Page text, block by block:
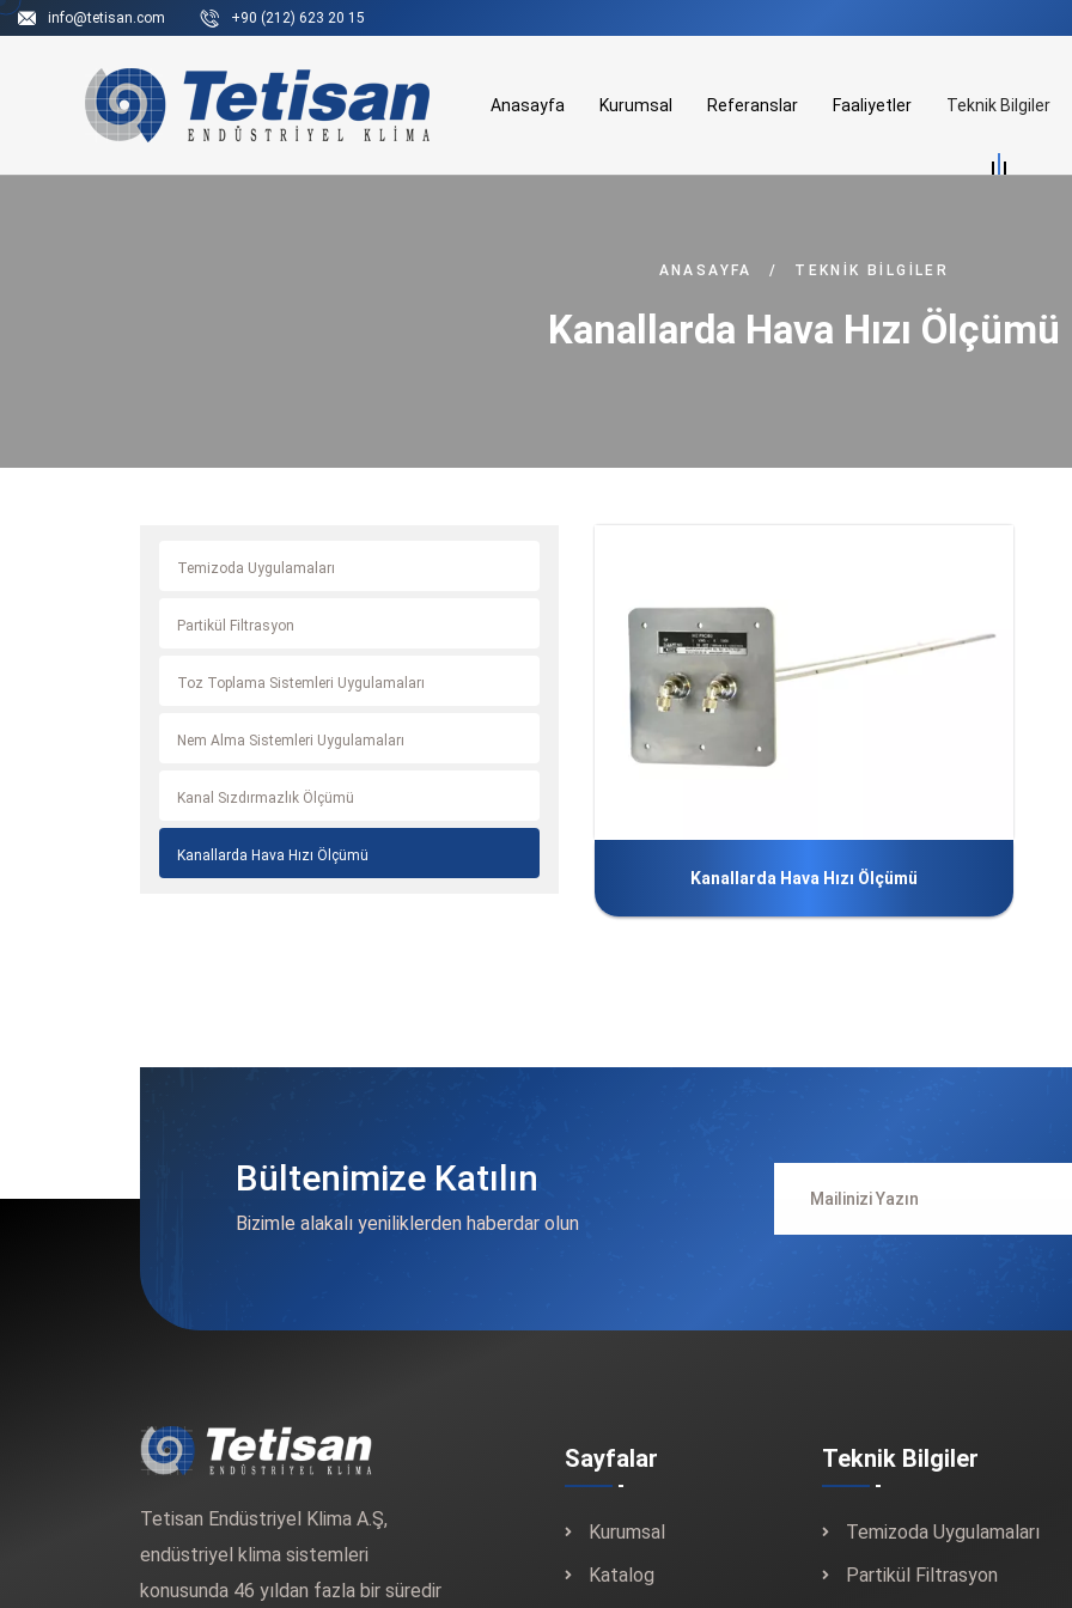
info@tetisan.com +90 (212) 623 20 15
Anasayfa Kurumsal Referanslar Faaliyetler Teknik Bilgiler
ANASAYFA / TEKNIK BILGILER
Kanallarda Hava Hızı Ölçümü
Temizoda Uygulamaları
Partikül Filtrasyon
Toz Toplama Sistemleri Uygulamaları
Nem Alma Sistemleri Uygulamaları
Kanal Sızdırmazlık Ölçümü
Kanallarda Hava Hızı Ölçümü
Kanallarda Hava Hızı Ölçümü
Bültenimize Katılın
Bizimle alakalı yeniliklerden haberdar olun
Tetisan Endüstriyel Klima A.Ş,
endüstriyel klima sistemleri
konusunda 46 yıldan fazla bir süredir
Sayfalar
Kurumsal
Katalog
Teknik Bilgiler
Temizoda Uygulamaları
Partikül Filtrasyon